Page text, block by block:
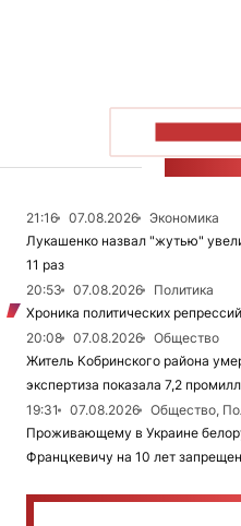
21:16 07.08.2026
Экономика
Лукашенко назвал "жутью"
11 раз
20:53
07.08.2026
Политика
Хроника политических
20:08
07.08.2026
Общество
Житель Кобринского района
экспертиза показала 7,2
19:31
07.08.2026
Общество,
Проживающему в Украине
Францкевичу на 10 лет